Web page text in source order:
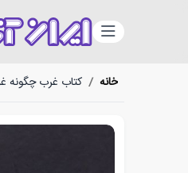
دسته‌بندی
خانه / کتاب غرب چگونه